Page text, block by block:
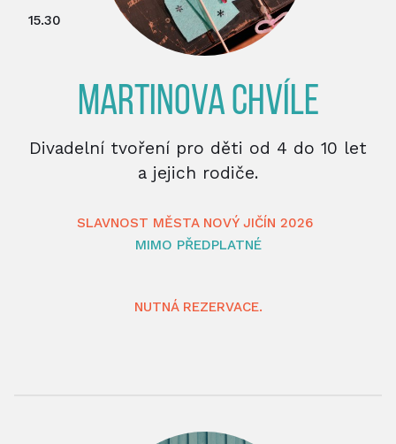
15.30
MARTINOVA CHVÍLE
Divadelní tvoření pro děti od 4 do 10 let
a jejich rodiče.
SLAVNOST MĚSTA NOVÝ JIČÍN 2026
MIMO PŘEDPLATNÉ
NUTNÁ REZERVACE.